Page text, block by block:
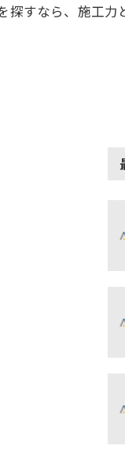
すなら、施工力